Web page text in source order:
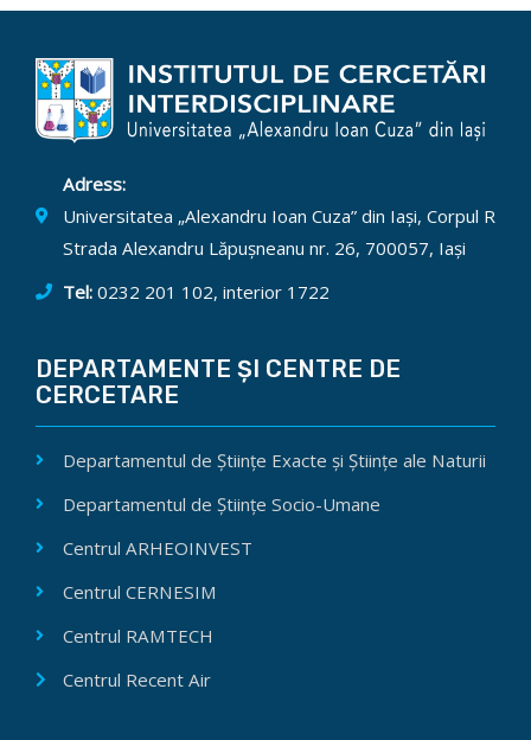
Adress:
Universitatea „Alexandru Ioan Cuza” din Iași, Corpul R
Strada Alexandru Lăpușneanu nr. 26, 700057, Iași
Tel:0232 201 102, interior 1722
DEPARTAMENTE ȘI CENTRE DE
CERCETARE
Departamentul de Științe Exacte și Științe ale Naturii
Departamentul de Științe Socio-Umane
Centrul ARHEOINVEST
Centrul CERNESIM
Centrul RAMTECH
Centrul Recent Air